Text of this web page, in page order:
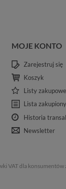
MOJE KONTO
Zarejestruj się
Koszyk
Listy zakupowe
Lista
Historia
Newsletter
VAT dla konsumentów